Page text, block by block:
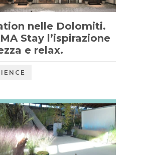
nelle Dolomiti.
Stay l’ispirazione
e relax.